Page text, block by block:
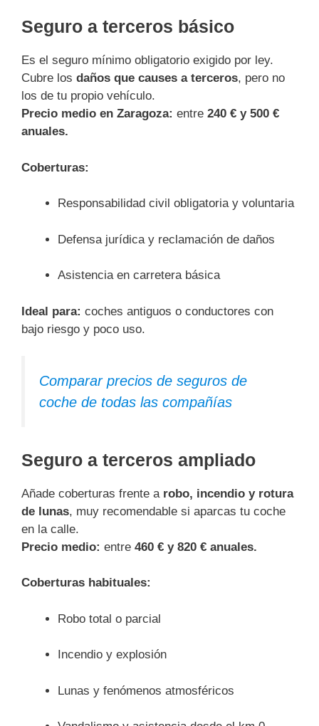
Seguro a terceros básico
Es el seguro mínimo obligatorio exigido por ley.
Cubre los daños que causes a terceros, pero no
los de tu propio vehículo.
Precio medio en Zaragoza: entre 240 € y 500 €
anuales.
Coberturas:
Responsabilidad civil obligatoria y voluntaria
Defensa jurídica y reclamación de daños
Asistencia en carretera básica
Ideal para: coches antiguos o conductores con
bajo riesgo y poco uso.
Comparar precios de seguros de
coche de todas las compañías
Seguro a terceros ampliado
Añade coberturas frente a robo, incendio y rotura
de lunas, muy recomendable si aparcas tu coche
en la calle.
Precio medio: entre 460 € y 820 € anuales.
Coberturas habituales:
Robo total o parcial
Incendio y explosión
Lunas y fenómenos atmosféricos